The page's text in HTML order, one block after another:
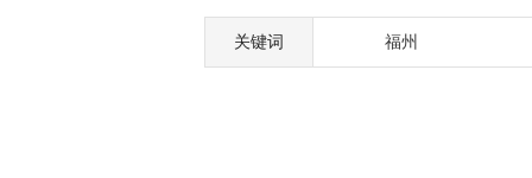
关键词 福州